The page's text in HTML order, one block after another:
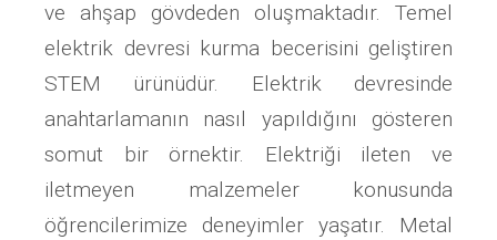
ve ahşap gövdeden oluşmaktadır. Temel
elektrik devresi kurma becerisini geliştiren
STEM ürünüdür. Elektrik devresinde
anahtarlamanın nasıl yapıldığını gösteren
somut bir örnektir. Elektriği ileten ve
iletmeyen malzemeler konusunda
öğrencilerimize deneyimler yaşatır. Metal